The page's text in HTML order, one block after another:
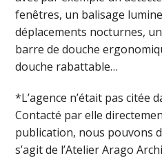
fenêtres, un balisage
déplacements nocturnes,
barre de douche
douche rabattable…
*L’agence n’était pas citée
Contacté par elle
publication, nous pouvons
s’agit de l’Atelier Arago